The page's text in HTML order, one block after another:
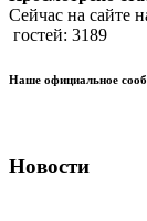
Сейчас на сайте
гостей: 3189
Наше официальное
Новости